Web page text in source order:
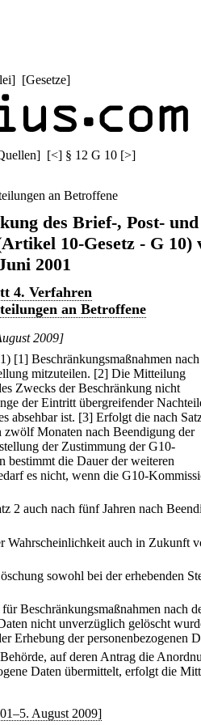
] [Gesetze]
] [<] § 12 G 10 [>]
an Betroffene
des Brief-, Post- und
10-Gesetz - G 10)
2001
4. Verfahren
an Betroffene
2009]
[1] Beschränkungsmaßnahmen
mitzuteilen. [2] Die Mitteilung
Zwecks der Beschränkung nicht
der Eintritt übergreifender
absehbar ist. [3] Erfolgt die nach
Monaten nach Beendigung der
der Zustimmung der G10-
bestimmt die Dauer der weiteren
es nicht, wenn die G10-
2 auch nach fünf Jahren nach
Wahrscheinlichkeit auch in Zukunft
sowohl bei der erhebenden
Beschränkungsmaßnahmen nach
nicht unverzüglich gelöscht
Erhebung der personenbezogenen
auf deren Antrag die
Daten übermittelt, erfolgt die
August 2009]